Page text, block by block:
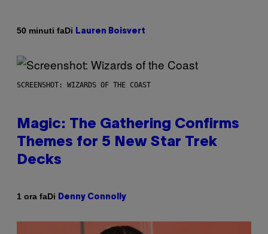
50 minuti faDi Lauren Boisvert
SCREENSHOT: WIZARDS OF THE COAST
Magic: The Gathering Confirms
Themes for 5 New Star Trek
Decks
1 ora faDi Denny Connolly